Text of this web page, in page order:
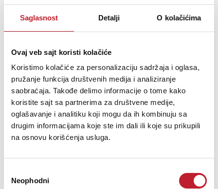
Saglasnost Detalji O kolačićima
Ovaj veb sajt koristi kolačiće
Koristimo kolačiće za personalizaciju sadržaja i oglasa,
pružanje funkcija društvenih medija i analiziranje
saobraćaja. Takođe delimo informacije o tome kako
koristite sajt sa partnerima za društvene medije,
oglašavanje i analitiku koji mogu da ih kombinuju sa
drugim informacijama koje ste im dali ili koje su prikupili
na osnovu korišćenja usluga.
сагласности
Neophodni
Marantz CINEMA 60 DAB Black 7.2 AV risiver
167.880,00RSD
7.2-kanalni AV risiver visokih performansi sa pojačanjem od 100